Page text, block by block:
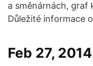
a směnárnách, graf
Důležité informace
Feb 27, 2014